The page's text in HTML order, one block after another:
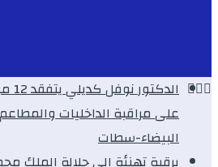
على مراقبة الداخليات
البيضاء-سطات